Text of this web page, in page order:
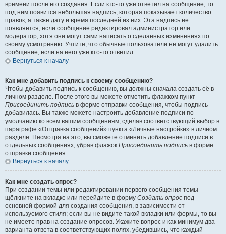
времени после его создания. Если кто-то уже ответил на сообщение, то
под ним появится небольшая надпись, которая показывает количество
правок, а также дату и время последней из них. Эта надпись не
появляется, если сообщение редактировал администратор или
модератор, хотя они могут сами написать о сделанных изменениях по
своему усмотрению. Учтите, что обычные пользователи не могут удалить
сообщение, если на него уже кто-то ответил.
Вернуться к началу
Как мне добавить подпись к своему сообщению?
Чтобы добавить подпись к сообщению, вы должны сначала создать её в
личном разделе. После этого вы можете отметить флажком пункт
Присоединить подпись в форме отправки сообщения, чтобы подпись
добавилась. Вы также можете настроить добавление подписи по
умолчанию ко всем вашим сообщениям, сделав соответствующий выбор в
параграфе «Отправка сообщений» пункта «Личные настройки» в личном
разделе. Несмотря на это, вы сможете отменить добавление подписи в
отдельных сообщениях, убрав флажок Присоединить подпись в форме
отправки сообщения.
Вернуться к началу
Как мне создать опрос?
При создании темы или редактировании первого сообщения темы
щёлкните на вкладке или перейдите в форму Создать опрос под
основной формой для создания сообщения, в зависимости от
используемого стиля; если вы не видите такой вкладки или формы, то вы
не имеете прав на создание опросов. Укажите вопрос и как минимум два
варианта ответа в соответствующих полях, убедившись, что каждый